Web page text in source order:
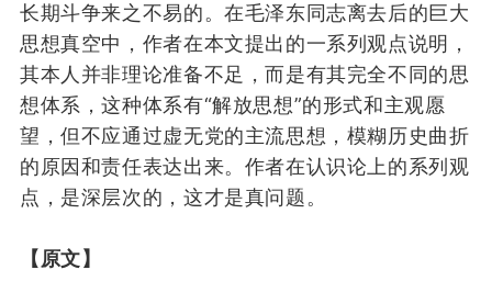
长期斗争来之不易的。在毛泽东同志离去后的巨大
思想真空中 ， 作者在本文提出的一系列观点说明，
其本人 并非理论准备不足，而是有其完全不同的思
想体系，这种体系有“解放思想”的形式和主观愿
望 ，但不应通过虚无党的主流思想 ， 模糊历史曲折
的原因和责任表达出来。 作者在认识论上的系列观
点， 是深层次的， 这才是真问题。
【原文】